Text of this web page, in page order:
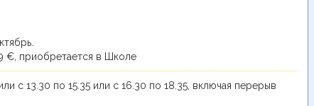
€, приобретается в Школе
с 13.30 по 15.35 или с 16.30 по 18.35, включая перерыв